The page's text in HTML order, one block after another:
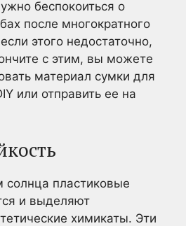
беспокоиться о
после многократного
этого недостаточно,
с этим, вы можете
материал сумки для
или отправить ее на
солнца пластиковые
и выделяют
химикаты. Эти